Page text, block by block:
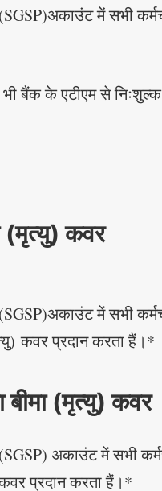
में सभी
बैंक के एटीएम से
(मृत्यु) कवर
में सभी
कवर प्रदान करता हैं।*
बीमा (मृत्यु) कवर
अकाउंट में सभी
प्रदान करता हैं।*